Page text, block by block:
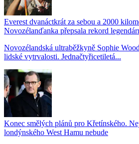
Everest dvanáctkrát za sebou a 2000
Novozélanďanka přepsala rekord
Novozélandská ultraběžkyně Sophie
lidské vytrvalosti. Jednačtyřicetiletá...
Konec smělých plánů pro Křetínského.
londýnského West Hamu nebude